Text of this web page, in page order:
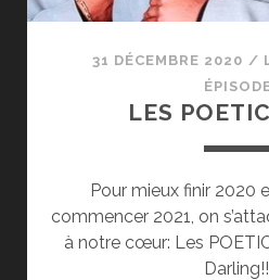
31 DÉCEMBRE 2020 /
LES
Pour mieux finir 2020
commencer 2021, on
à notre cœur: Les